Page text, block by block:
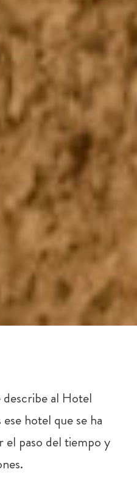
describe al Hotel
hotel que se ha
el paso del tiempo y